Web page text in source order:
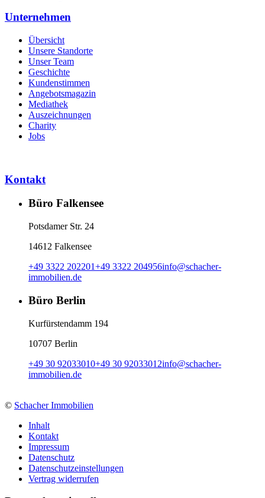
Unternehmen
Übersicht
Unsere Standorte
Unser Team
Geschichte
Kundenstimmen
Angebotsmagazin
Mediathek
Auszeichnungen
Charity
Jobs
Kontakt
Büro Falkensee
Potsdamer Str. 24
14612 Falkensee
+49 3322 202201+49 3322 204956info@schacher-
immobilien.de
Büro Berlin
Kurfürstendamm 194
10707 Berlin
+49 30 92033010+49 30 92033012info@schacher-
immobilien.de
© Schacher Immobilien
Inhalt
Kontakt
Impressum
Datenschutz
Datenschutzeinstellungen
Vertrag widerrufen